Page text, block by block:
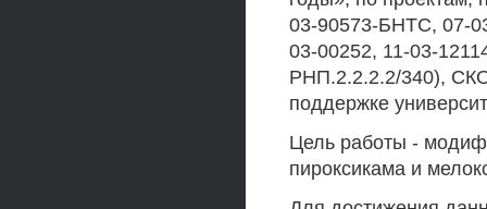
03-90573-БНТС, 07-
03-00252, 11-03-
РНП.2.2.2.2/340),
поддержке
Цель работы -
пироксикама и